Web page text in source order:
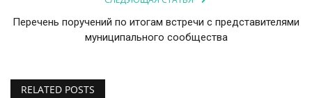
Перечень поручений по итогам встречи с представителями
муниципального сообщества
RELATED POSTS